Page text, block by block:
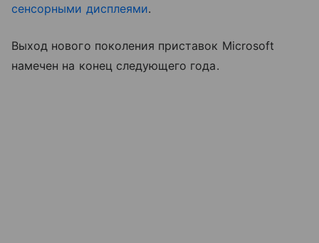
сенсорными дисплеями.
Выход нового поколения приставок Microsoft
намечен на конец следующего года.